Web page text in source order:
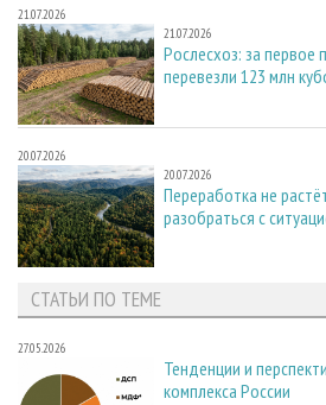
21.07.2026
21.07.2026
Рослесхоз: за первое
перевезли 123 млн
20.07.2026
20.07.2026
Переработка не
разобраться с
СТАТЬИ ПО ТЕМЕ
27.05.2026
Тенденции и
комплекса России